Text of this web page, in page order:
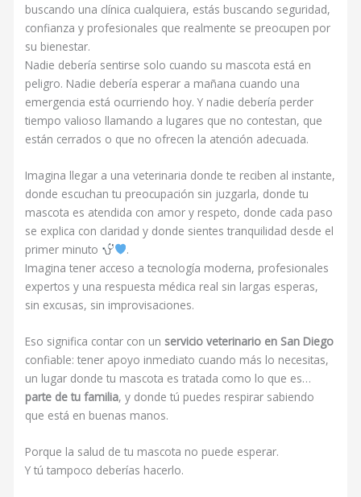
buscando una clínica cualquiera, estás buscando seguridad,
confianza y profesionales que realmente se preocupen por
su bienestar.
Nadie debería sentirse solo cuando su mascota está en
peligro. Nadie debería esperar a mañana cuando una
emergencia está ocurriendo hoy. Y nadie debería perder
tiempo valioso llamando a lugares que no contestan, que
están cerrados o que no ofrecen la atención adecuada.
Imagina llegar a una veterinaria donde te reciben al instante,
donde escuchan tu preocupación sin juzgarla, donde tu
mascota es atendida con amor y respeto, donde cada paso
se explica con claridad y donde sientes tranquilidad desde el
primer minuto
.
Imagina tener acceso a tecnología moderna, profesionales
expertos y una respuesta médica real sin largas esperas,
sin excusas, sin improvisaciones.
Eso significa contar con un servicio veterinario en San Diego
confiable: tener apoyo inmediato cuando más lo necesitas,
un lugar donde tu mascota es tratada como lo que es…
parte de tu familia, y donde tú puedes respirar sabiendo
que está en buenas manos.
Porque la salud de tu mascota no puede esperar.
Y tú tampoco deberías hacerlo.